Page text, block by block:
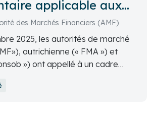
applicable aux
des
nationales de
- Autorité des Marchés Financiers (AMF)
2025, les autorités de marché
autrichienne (« FMA ») et
») ont appellé à un cadre